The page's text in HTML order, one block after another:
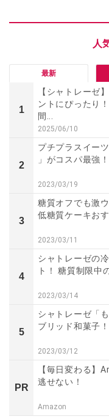
最新
1
【シャトレーゼ
ントにぴったり
間...
2025/06/10
2
プチプラスイー
」がコスパ最強
2023/03/19
3
糖質オフでも激
低糖質ケーキお
2023/03/11
4
シャトレーゼの
ト！ 糖質制限中
2023/03/14
5
シャトレーゼ「
ブリッド和菓子
2023/03/12
PR
【毎日変わる】
逃せない！
Amazon